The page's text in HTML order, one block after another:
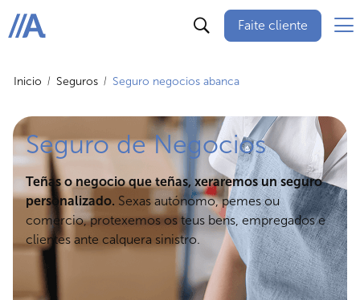
ABANCA
Faite cliente
Inicio Seguros Seguro negocios abanca
Seguro de Negocios
Teñas o negocio que teñas, xeraremos un seguro
personalizado. Sexas autónomo, pemes ou
comercio, protexemos os teus bens, empregados e
clientes ante calquera sinistro.